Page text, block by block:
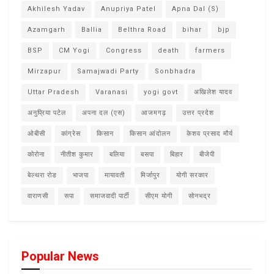
Akhilesh Yadav Anupriya Patel Apna Dal (S)
Azamgarh Ballia Belthra Road bihar bjp
BSP CM Yogi Congress death farmers
Mirzapur Samajwadi Party Sonbhadra
Uttar Pradesh Varanasi yogi govt अखिलेश यादव
अनुप्रिया पटेल अपना दल (एस) आजमगढ़ उत्तर प्रदेश
ओबीसी कांग्रेस किसान किसान आंदोलन केशव प्रसाद मौर्य
कोरोना नीतीश कुमार बलिया बसपा बिहार बीजेपी
बेल्थरा रोड भाजपा मायावती मिर्जापुर योगी सरकार
वाराणसी सपा समाजवादी पार्टी सीएम योगी सोनभद्र
Popular News